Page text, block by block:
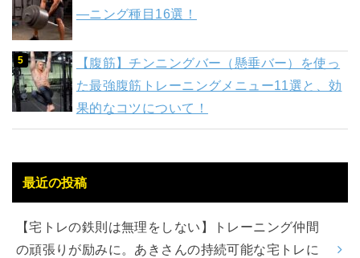
―ニング種目16選！
【腹筋】チンニングバー（懸垂バー）を使っ
た最強腹筋トレーニングメニュー11選と、効
果的なコツについて！
最近の投稿
【宅トレの鉄則は無理をしない】トレーニング仲間
の頑張りが励みに。あきさんの持続可能な宅トレに